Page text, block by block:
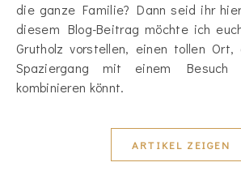
die ganze Familie? Dann seid ihr
diesem Blog-Beitrag möchte ich
Grutholz vorstellen, einen tollen
Spaziergang mit einem
kombinieren könnt.
ARTIKEL ZEIGEN